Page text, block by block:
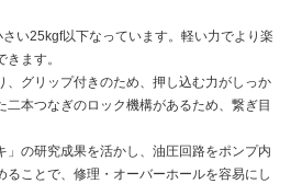
い25kgf以下なっています。軽い力でより楽
ます。
、グリップ付きのため、押し込む力がしっか
二本つなぎのロック機構があるため、繋ぎ目
」の研究成果を活かし、油圧回路をポンプ内
ことで、修理・オーバーホールを容易にし